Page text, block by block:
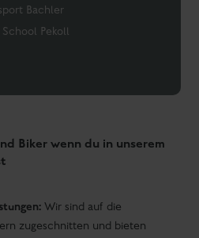
Bachler
Pekoll
Biker wenn du in unserem
Wir sind auf die
zugeschnitten und bieten